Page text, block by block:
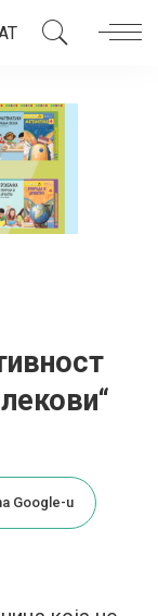
Google-u